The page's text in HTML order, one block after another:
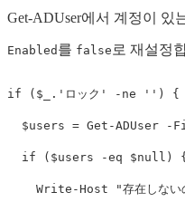
Get-ADUser에서 계정이 있
Enabled 를 false 로 재설정
if ( $_ . 'ロック' -ne '' ) {
$users = Get-ADUser -
if ( $users -eq $null )
Write-Host "存在しな